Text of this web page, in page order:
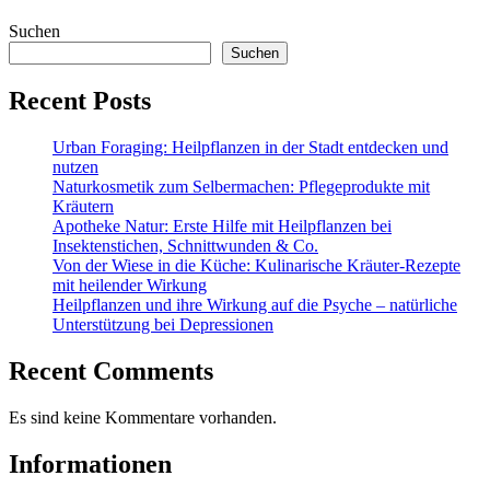
Suchen
Suchen
Recent Posts
Urban Foraging: Heilpflanzen in der Stadt entdecken und
nutzen
Naturkosmetik zum Selbermachen: Pflegeprodukte mit
Kräutern
Apotheke Natur: Erste Hilfe mit Heilpflanzen bei
Insektenstichen, Schnittwunden & Co.
Von der Wiese in die Küche: Kulinarische Kräuter-Rezepte
mit heilender Wirkung
Heilpflanzen und ihre Wirkung auf die Psyche – natürliche
Unterstützung bei Depressionen
Recent Comments
Es sind keine Kommentare vorhanden.
Informationen